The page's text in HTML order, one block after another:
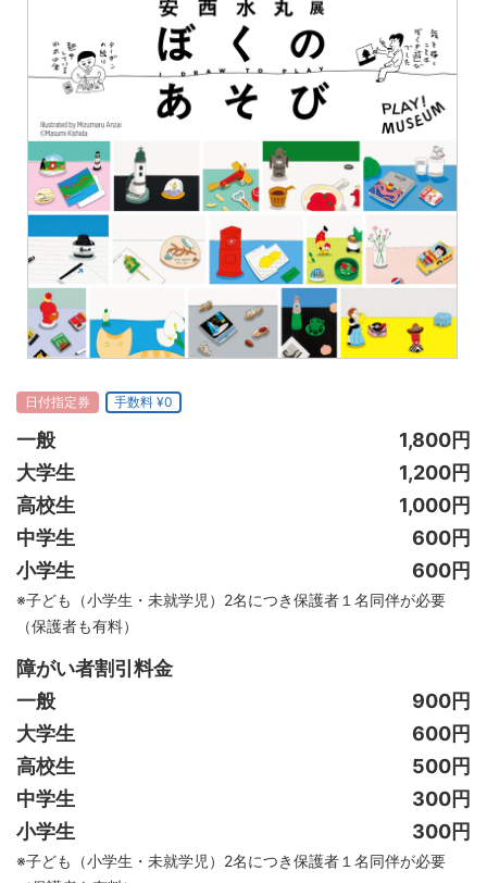
日付指定券 手数料 ¥0
一般
1,800円
大学生
1,200円
高校生
1,000円
中学生
600円
小学生
600円
※子ども（小学生・未就学児）2名につき保護者１名同伴が必要
（保護者も有料）
障がい者割引料金
一般
900円
大学生
600円
高校生
500円
中学生
300円
小学生
300円
※子ども（小学生・未就学児）2名につき保護者１名同伴が必要